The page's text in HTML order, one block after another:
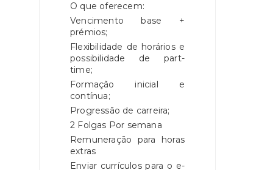
O que oferecem:
Vencimento base +
prémios;
Flexibilidade de horários e
possibilidade de part-
time;
Formação inicial e
contínua;
Progressão de carreira;
2 Folgas Por semana
Remuneração para horas
extras
Enviar currículos para o e-